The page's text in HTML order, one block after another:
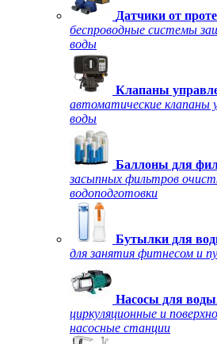
Датчики от
беспроводные системы
воды
Клапаны
автоматические клапаны
воды
Баллоны для
засыпных фильтров
водоподготовки
Бутылки для
для занятия фитнесом и
Насосы для воды
циркуляционные и
насосные станции